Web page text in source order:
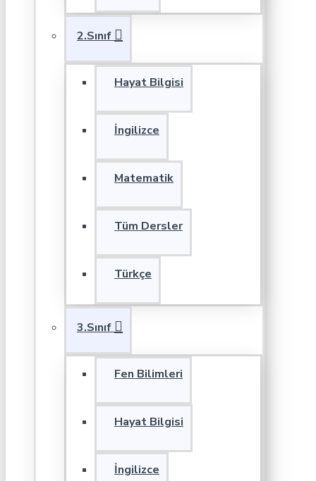
2.Sınıf
Hayat Bilgisi
İngilizce
Matematik
Tüm Dersler
Türkçe
3.Sınıf
Fen Bilimleri
Hayat Bilgisi
İngilizce